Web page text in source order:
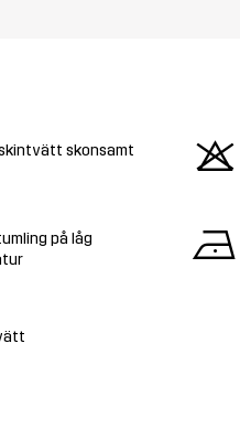
skonsamt
o
på låg
n